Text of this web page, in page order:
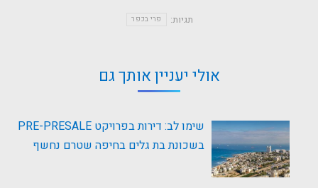
תגיות:
פרי בכפר
אולי יעניין אותך גם
שימו לב: דירות בפרויקט PRE-PRESALE
בשכונת בת גלים בחיפה שטרם נחשף